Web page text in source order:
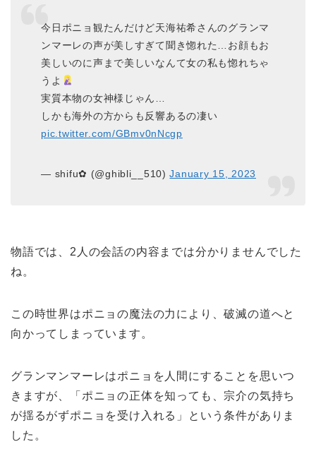
今日ポニョ観たんだけど天海祐希さんのグランマ
ンマーレの声が美しすぎて聞き惚れた…お顔もお
美しいのに声まで美しいなんて女の私も惚れちゃ
うよ
実質本物の女神様じゃん…
しかも海外の方からも反響あるの凄い
pic.twitter.com/GBmv0nNcgp
— shifu✿ (@ghibli__510)January 15, 2023
物語では、2人の会話の内容までは分かりませんでした
ね。
この時世界はポニョの魔法の力により、破滅の道へと
向かってしまっています。
グランマンマーレはポニョを人間にすることを思いつ
きますが、「ポニョの正体を知っても、宗介の気持ち
が揺るがずポニョを受け入れる」という条件がありま
した。